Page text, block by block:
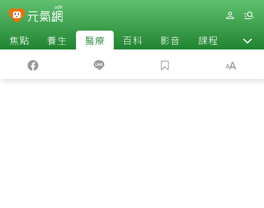
焦點 養生 醫療 百科 影音 課程 退休